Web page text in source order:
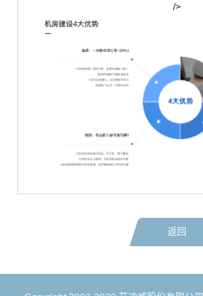
/>
返回